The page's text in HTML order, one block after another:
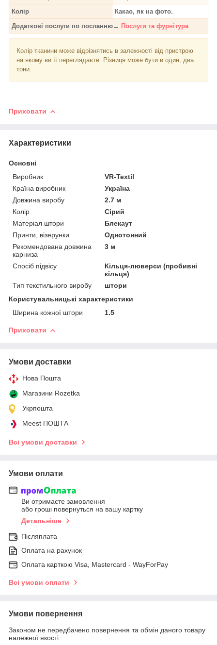
Колір
Какао, як на фото.
Додаткові послуги по посланню→ Послуги та фурнітура
Колір тканини може відрізнятись в залежності від пристрою
на якому ви її переглядаєте. Різниця може бути в один, два
тони.
Приховати
Характеристики
Основні
Виробник
VR-Textil
Країна виробник
Україна
Довжина виробу
2.7 м
Колір
Сірий
Матеріал штори
Блекаут
Принти, візерунки
Однотонний
Рекомендована довжина
карниза
3 м
Спосіб підвісу
Кільця-люверси (пробивні
кільця)
Тип текстильного виробу
штори
Користувальницькі характеристики
Ширина кожної штори
1.5
Приховати
Умови доставки
Нова Пошта
Магазини Rozetka
Укрпошта
Meest ПОШТА
Всі умови доставки
Умови оплати
Ви отримаєте замовлення
або гроші повернуться на вашу картку
Детальніше
Післяплата
Оплата на рахунок
Оплата карткою Visa, Mastercard - WayForPay
Всі умови оплати
Умови повернення
Законом не передбачено повернення та обмін даного товару
належної якості